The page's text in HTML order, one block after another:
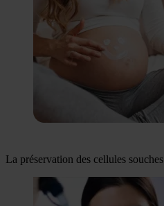
La préservation des cellules